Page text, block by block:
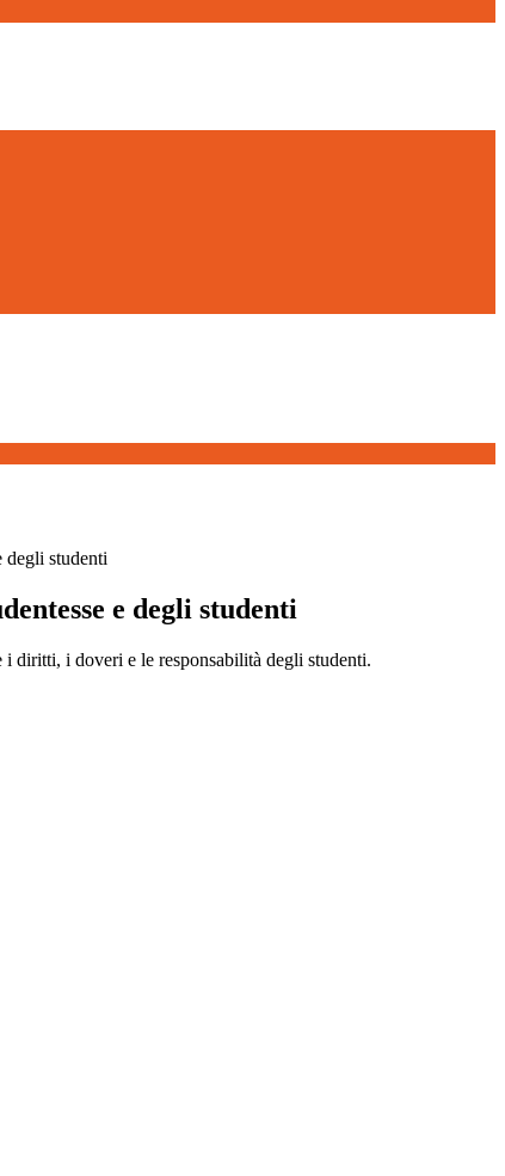
degli studenti
e degli studenti
i diritti, i doveri e le responsabilità degli studenti.